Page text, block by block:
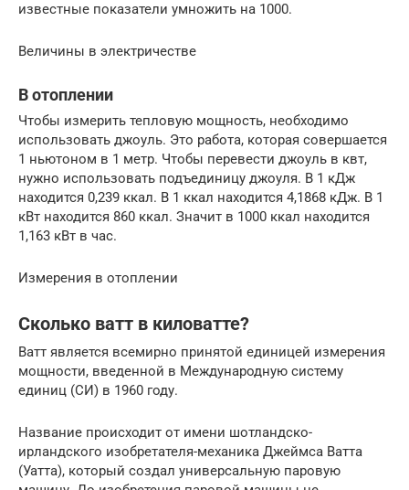
известные показатели умножить на 1000.
Величины в электричестве
В отоплении
Чтобы измерить тепловую мощность, необходимо
использовать джоуль. Это работа, которая совершается
1 ньютоном в 1 метр. Чтобы перевести джоуль в квт,
нужно использовать подъединицу джоуля. В 1 кДж
находится 0,239 ккал. В 1 ккал находится 4,1868 кДж. В 1
кВт находится 860 ккал. Значит в 1000 ккал находится
1,163 кВт в час.
Измерения в отоплении
Сколько ватт в киловатте?
Ватт является всемирно принятой единицей измерения
мощности, введенной в Международную систему
единиц (СИ) в 1960 году.
Название происходит от имени шотландско-
ирландского изобретателя-механика Джеймса Ватта
(Уатта), который создал универсальную паровую